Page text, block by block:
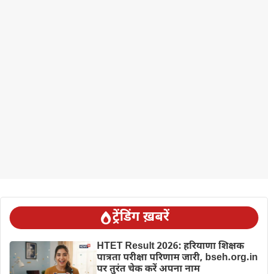
ट्रेंडिंग ख़बरें
HTET Result 2026: हरियाणा शिक्षक
पात्रता परीक्षा परिणाम जारी, bseh.org.in
पर तुरंत चेक करें अपना नाम